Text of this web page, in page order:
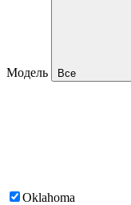
Модель Все
Oklahoma